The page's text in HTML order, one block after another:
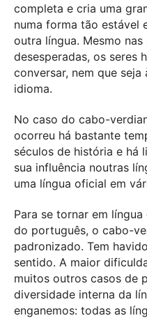
completa e cria uma
numa forma tão estável
outra língua. Mesmo
desesperadas, os seres
conversar, nem que
idioma.
No caso do cabo-
ocorreu há bastante
séculos de história e há
sua influência noutras
uma língua oficial em
Para se tornar em
do português, o cabo-
padronizado. Tem
sentido. A maior
muitos outros casos de
diversidade interna da
enganemos: todas as